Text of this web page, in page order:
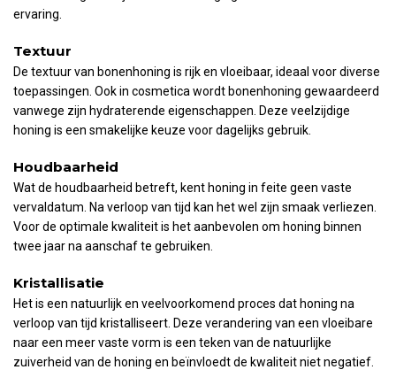
ervaring.
Textuur
De textuur van bonenhoning is rijk en vloeibaar, ideaal voor diverse
toepassingen. Ook in cosmetica wordt bonenhoning gewaardeerd
vanwege zijn hydraterende eigenschappen. Deze veelzijdige
honing is een smakelijke keuze voor dagelijks gebruik.
Houdbaarheid
Wat de houdbaarheid betreft, kent honing in feite geen vaste
vervaldatum. Na verloop van tijd kan het wel zijn smaak verliezen.
Voor de optimale kwaliteit is het aanbevolen om honing binnen
twee jaar na aanschaf te gebruiken.
Kristallisatie
Het is een natuurlijk en veelvoorkomend proces dat honing na
verloop van tijd kristalliseert. Deze verandering van een vloeibare
naar een meer vaste vorm is een teken van de natuurlijke
zuiverheid van de honing en beïnvloedt de kwaliteit niet negatief.